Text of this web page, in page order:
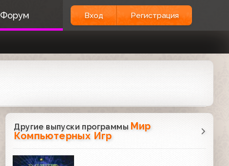
Форум Вход Регистрация
Другие выпуски программы Мир
Компьютерных Игр